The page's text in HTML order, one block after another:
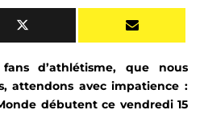
d’athlétisme, que nous
attendons avec impatience :
débutent ce vendredi 15